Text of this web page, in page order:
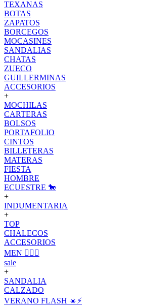
TEXANAS
BOTAS
ZAPATOS
BORCEGOS
MOCASINES
SANDALIAS
CHATAS
ZUECO
GUILLERMINAS
ACCESORIOS
+
MOCHILAS
CARTERAS
BOLSOS
PORTAFOLIO
CINTOS
BILLETERAS
MATERAS
FIESTA
HOMBRE
ECUESTRE 🐎
+
INDUMENTARIA
+
TOP
CHALECOS
ACCESORIOS
MEN 🙋🏽‍♂️
sale
+
SANDALIA
CALZADO
VERANO FLASH ☀️⚡️